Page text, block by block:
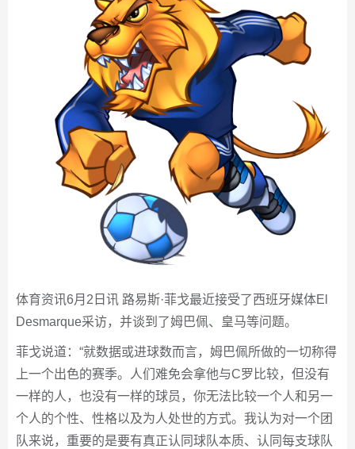
体育资讯6月2日讯 路易斯·菲戈最近接受了西班牙媒体El
Desmarque采访，并谈到了姆巴佩、皇马等问题。
菲戈说道：“就数据或进球数而言，姆巴佩所做的一切称得
上一个出色的赛季。人们难免会拿他与C罗比较，但没有
一样的人，也没有一样的球员，你无法比较一个人和另一
个人的个性、性格以及为人处世的方式。我认为对一个团
队来说，重要的是要有真正认同球队本质、认同每支球队